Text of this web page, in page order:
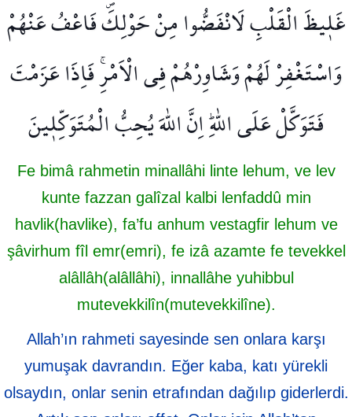
غَل۪يظَ الْقَلْبِ لَانْفَضُّوا مِنْ حَوْلِكَۖ فَاعْفُ عَنْهُمْ
وَاسْتَغْفِرْ لَهُمْ وَشَاوِرْهُمْ فِي الْاَمْرِۚ فَاِذَا عَزَمْتَ
فَتَوَكَّلْ عَلَى اللّٰهِۜ اِنَّ اللّٰهَ يُحِبُّ الْمُتَوَكِّل۪ينَ
Fe bimâ rahmetin minallâhi linte lehum, ve lev
kunte fazzan galîzal kalbi lenfaddû min
havlik(havlike), fa’fu anhum vestagfir lehum ve
şâvirhum fîl emr(emri), fe izâ azamte fe tevekkel
alâllâh(alâllâhi), innallâhe yuhibbul
mutevekkilîn(mutevekkilîne).
Allah’ın rahmeti sayesinde sen onlara karşı
yumuşak davrandın. Eğer kaba, katı yürekli
olsaydın, onlar senin etrafından dağılıp giderlerdi.